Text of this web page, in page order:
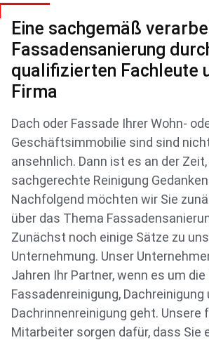
Eine sachgemäß
Fassadensanierung
qualifizierten Fachleute
Firma
Dach oder Fassade Ihrer Wohn-
Geschäftsimmobilie sind sind
ansehnlich. Dann ist es an der
sachgerechte Reinigung
Nachfolgend möchten wir Sie
über das Thema
Zunächst noch einige Sätze zu
Unternehmung. Unser
Jahren Ihr Partner, wenn es um
Fassadenreinigung, Dachreinigung
Dachrinnenreinigung geht. Unsere
Mitarbeiter sorgen dafür, dass Sie